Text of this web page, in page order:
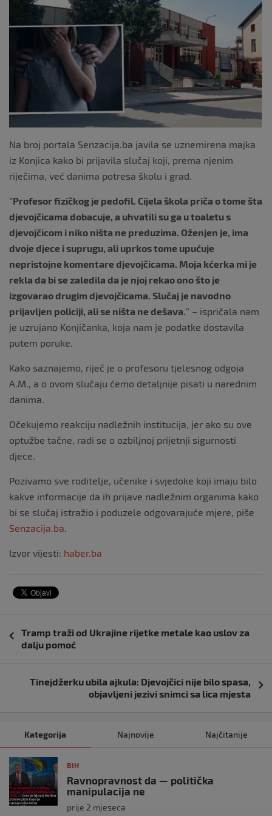
o
k
Na broj portala Senzacija.ba javila se uznemirena majka
iz Konjica kako bi prijavila slučaj koji, prema njenim
riječima, već danima potresa školu i grad.
“Profesor fizičkog je pedofil. Cijela škola priča o tome šta
djevojčicama dobacuje, a uhvatili su ga u toaletu s
djevojčicom i niko ništa ne preduzima. Oženjen je, ima
dvoje djece i suprugu, ali uprkos tome upućuje
nepristojne komentare djevojčicama. Moja kćerka mi je
rekla da bi se zaledila da je njoj rekao ono što je
izgovarao drugim djevojčicama. Slučaj je navodno
prijavljen policiji, ali se ništa ne dešava.” – ispričala nam
je uzrujano Konjičanka, koja nam je podatke dostavila
putem poruke.
Kako saznajemo, riječ je o profesoru tjelesnog odgoja
A.M., a o ovom slučaju ćemo detaljnije pisati u narednim
danima.
Očekujemo reakciju nadležnih institucija, jer ako su ove
optužbe tačne, radi se o ozbiljnoj prijetnji sigurnosti
djece.
Pozivamo sve roditelje, učenike i svjedoke koji imaju bilo
kakve informacije da ih prijave nadležnim organima kako
bi se slučaj istražio i poduzele odgovarajuće mjere, piše
Senzacija.ba.
Izvor vijesti: haber.ba
objava
Tramp traži od Ukrajine rijetke metale kao uslov za
dalju pomoć
Tinejdžerku ubila ajkula: Djevojčici nije bilo spasa,
objavljeni jezivi snimci sa lica mjesta
Kategorija Najnovije Najčitanije
BIH
Ravnopravnost da — politička
manipulacija ne
prije 2 mjeseca